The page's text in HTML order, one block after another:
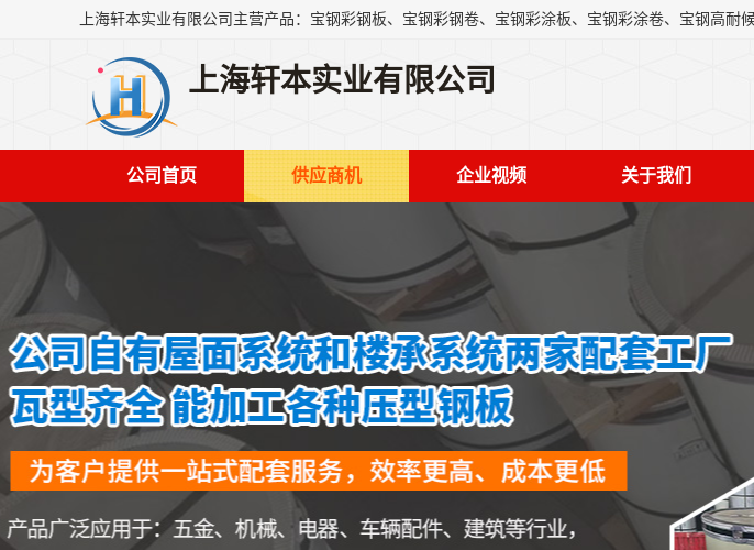
上海轩本实业有限公司
公司首页 供应商机 企业视频 关于我们